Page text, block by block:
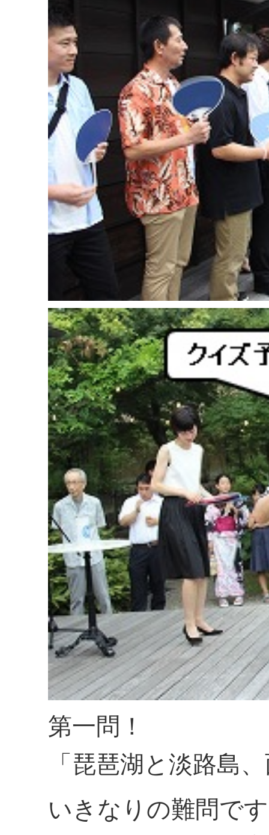
第一問！
「琵琶湖と淡路島
いきなりの難問で